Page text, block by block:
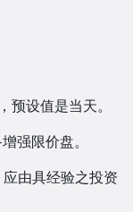
预设值是当天。
强限价盘。
由具经验之投资